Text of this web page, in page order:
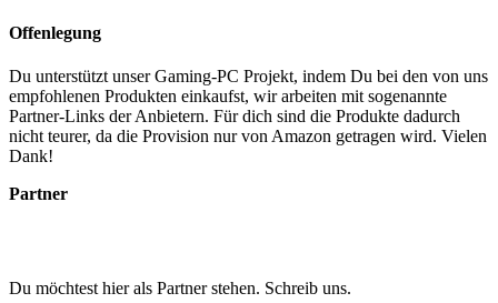
Offenlegung
Du unterstützt unser Gaming-PC Projekt, indem Du bei den von uns
empfohlenen Produkten einkaufst, wir arbeiten mit sogenannte
Partner-Links der Anbietern. Für dich sind die Produkte dadurch
nicht teurer, da die Provision nur von Amazon getragen wird. Vielen
Dank!
Partner
Du möchtest hier als Partner stehen. Schreib uns.